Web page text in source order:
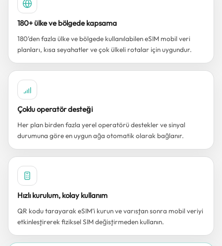
180+ ülke ve bölgede kapsama
180’den fazla ülke ve bölgede kullanılabilen eSIM mobil veri
planları, kısa seyahatler ve çok ülkeli rotalar için uygundur.
Çoklu operatör desteği
Her plan birden fazla yerel operatörü destekler ve sinyal
durumuna göre en uygun ağa otomatik olarak bağlanır.
Hızlı kurulum, kolay kullanım
QR kodu tarayarak eSIM’i kurun ve varıştan sonra mobil veriyi
etkinleştirerek fiziksel SIM değiştirmeden kullanın.